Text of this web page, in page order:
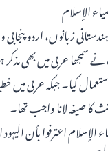
زبانوں، اردو پنجابی
عربی میں بھی
کیا۔ جبکہ عربی
صیغہ لانا واجب تھا۔
اعترفوا بأن